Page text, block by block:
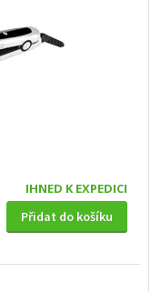
IHNED K EXPEDICI
Přidat do košíku